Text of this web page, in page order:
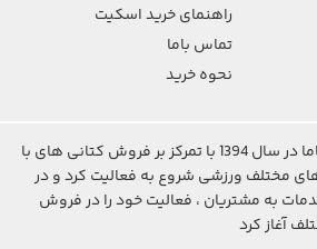
راهنمای خرید اسکیت
تماس باما
نحوه خرید
فروشگاه اینترنتی اسپرت باما در سال 1394 با تمرکز بر فروش کتانی های با
مختلف ورزشی شروع به فعالیت کرد و در
خدمات به مشتریان ، فعالیت خود را در فروش
آغاز کرد